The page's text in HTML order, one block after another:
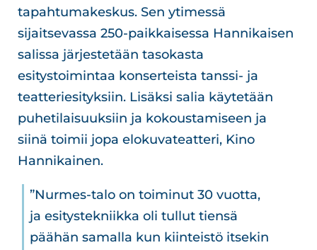
tapahtumakeskus. Sen ytimessä
sijaitsevassa 250-paikkaisessa Hannikaisen
salissa järjestetään tasokasta
esitystoimintaa konserteista tanssi- ja
teatteriesityksiin. Lisäksi salia käytetään
puhetilaisuuksiin ja kokoustamiseen ja
siinä toimii jopa elokuvateatteri, Kino
Hannikainen.
”Nurmes-talo on toiminut 30 vuotta,
ja esitystekniikka oli tullut tiensä
päähän samalla kun kiinteistö itsekin